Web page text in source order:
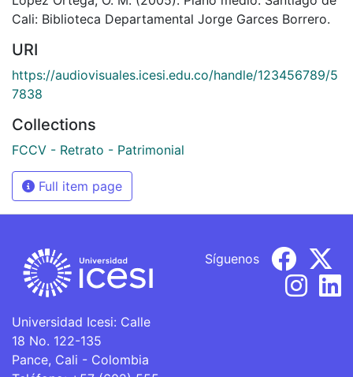
Cali: Biblioteca Departamental Jorge Garces Borrero.
URI
https://audiovisuales.icesi.edu.co/handle/123456789/5
7838
Collections
FCCV - Retrato - Patrimonial
Full item page
Universidad Icesi: Calle
18 No. 122-135
Pance, Cali - Colombia
Síguenos